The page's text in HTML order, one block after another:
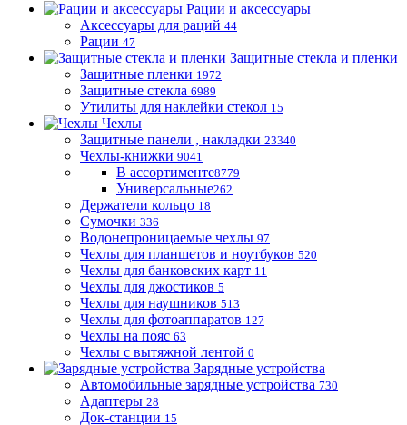
Рации и аксессуары
Аксессуары для раций 44
Рации 47
Защитные стекла и пленки
Защитные пленки 1972
Защитные стекла 6989
Утилиты для наклейки стекол 15
Чехлы
Защитные панели , накладки 23340
Чехлы-книжки 9041
В ассортименте8779
Универсальные262
Держатели кольцо 18
Сумочки 336
Водонепроницаемые чехлы 97
Чехлы для планшетов и ноутбуков 520
Чехлы для банковских карт 11
Чехлы для джостиков 5
Чехлы для наушников 513
Чехлы для фотоаппаратов 127
Чехлы на пояс 63
Чехлы с вытяжной лентой 0
Зарядные устройства
Автомобильные зарядные устройства 730
Адаптеры 28
Док-станции 15